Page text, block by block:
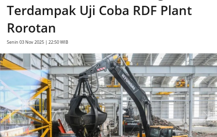
Terdampak Uji Coba RDF Plant
Rorotan
Senin 03 Nov 2025 | 22:50 WIB